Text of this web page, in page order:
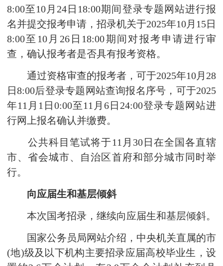
8:00至10月24日18:00期间登录专题网站进行报
名并提交报考申请，招录机关于2025年10月15日
8:00至10月26日18:00期间对报考申请进行审
查，确认报考者是否具有报考资格。
通过资格审查的报考者，可于2025年10月28
日8:00后登录专题网站查询报名序号，可于2025
年11月1日0:00至11月6日24:00登录专题网站进
行网上报名确认并缴费。
公共科目笔试将于11月30日在全国各直辖
市、省会城市、自治区首府和部分城市同时举
行。
向应届生和基层倾斜
本次国考招录，继续向应届生和基层倾斜。
国家公务员局网站介绍，中央机关直属的市
(地)级及以下机构主要招录应届高校毕业生，设